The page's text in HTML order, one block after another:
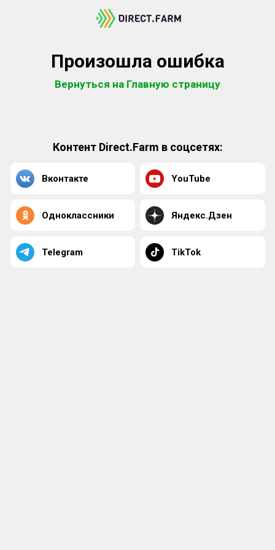
Произошла ошибка
Вернуться на Главную страницу
Контент Direct.Farm в соцсетях:
Вконтакте YouTube
Одноклассники Яндекс.Дзен
Telegram TikTok